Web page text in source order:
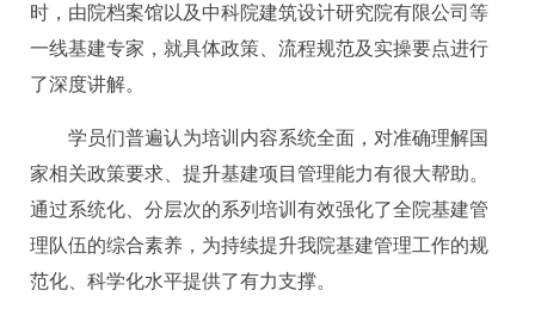
时，由院档案馆以及中科院建筑设计研究院有限公司等
一线基建专家，就具体政策、流程规范及实操要点进行
了深度讲解。
学员们普遍认为培训内容系统全面，对准确理解国
家相关政策要求、提升基建项目管理能力有很大帮助。
通过系统化、分层次的系列培训有效强化了全院基建管
理队伍的综合素养，为持续提升我院基建管理工作的规
范化、科学化水平提供了有力支撑。